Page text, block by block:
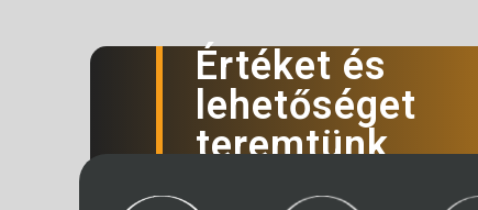
Értéket és
lehetőséget
teremtünk